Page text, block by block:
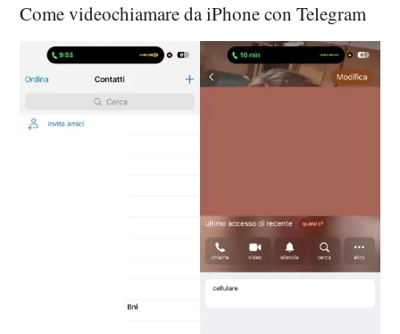
Come videochiamare da iPhone con Telegram